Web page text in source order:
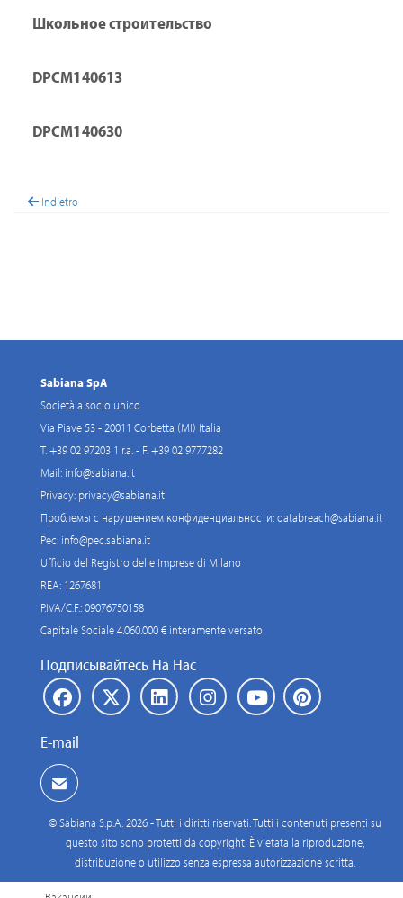
Школьное строительство
DPCM140613
DPCM140630
Indietro
Sabiana SpA
Società a socio unico
Via Piave 53 - 20011 Corbetta (MI) Italia
T. +39 02 97203 1 r.a. - F. +39 02 9777282
Mail: info@sabiana.it
Privacy: privacy@sabiana.it
Проблемы с нарушением конфиденциальности:databreach@sabiana.it
Pec: info@pec.sabiana.it
Ufficio del Registro delle Imprese di Milano
REA: 1267681
P.IVA/C.F.: 09076750158
Capitale Sociale 4.060.000 € interamente versato
Подписывайтесь На Нас
E-mail
© Sabiana S.p.A. 2026 - Tutti i diritti riservati. Tutti i contenuti presenti su
questo sito sono protetti da copyright. È vietata la riproduzione,
distribuzione o utilizzo senza espressa autorizzazione scritta.